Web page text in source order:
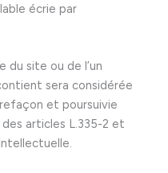
écrie par
du site ou de l’un
sera considérée
et poursuivie
articles L.335-2 et